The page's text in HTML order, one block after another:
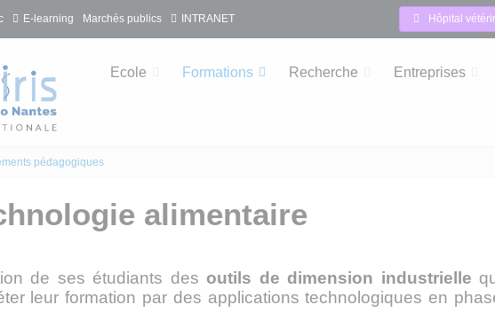
E-learning Marchés publics INTRANET Hôpital
Ecole Formations Recherche Entreprises
pédagogiques
alimentaire
de ses étudiants des outils de dimension industrielle
leur formation par des applications technologiques en